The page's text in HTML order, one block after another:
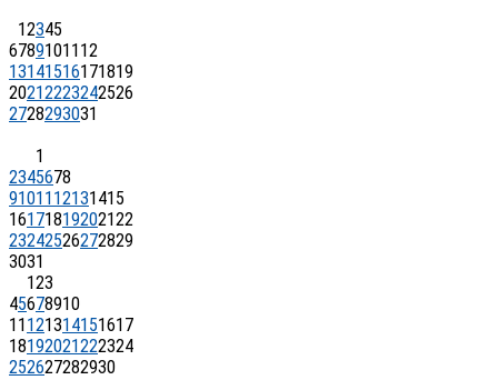
12345
67891011 12
13141516171819
20212223242526
2728293031
1
2345678
91011 12131415
16171819202122
23242526272829
3031
123
45678910
11 121314151617
18192021222324
252627282930